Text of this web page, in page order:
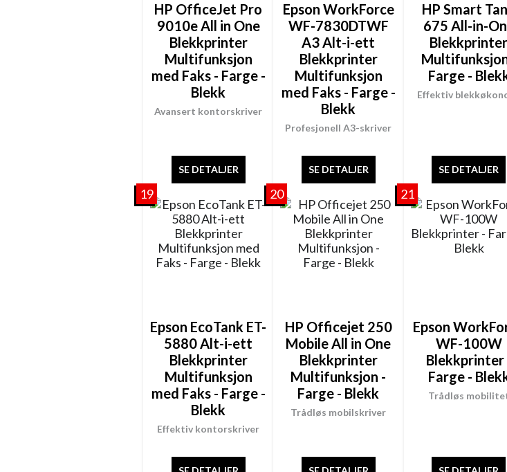
Avansert kontorskriver
HP OfficeJet Pro
9010e All in One
Blekkprinter
Multifunksjon
med Faks - Farge -
Blekk
SE DETALJER
Profesjonell A3-skriver
Epson WorkForce
WF-7830DTWF
A3 Alt-i-ett
Blekkprinter
Multifunksjon
med Faks - Farge -
Blekk
SE DETALJER
Effektiv
HP Smart
675 All-in-
Blekkprinter
Farge -
SE DETALJER
19
Effektiv kontorskriver
Epson EcoTank ET-
5880 Alt-i-ett
Blekkprinter
Multifunksjon
med Faks - Farge -
Blekk
20
Trådløs mobilskriver
HP Officejet 250
Mobile All in One
Blekkprinter
Multifunksjon -
Farge - Blekk
21
Trådløs
Epson
WF-100W
Blekkprinter
Farge -